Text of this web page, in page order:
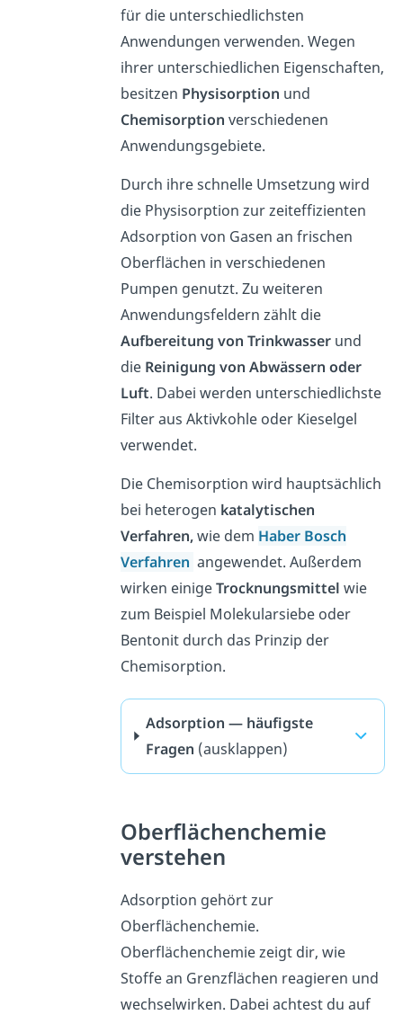
für die unterschiedlichsten
Anwendungen verwenden. Wegen
ihrer unterschiedlichen Eigenschaften,
besitzen Physisorption und
Chemisorption verschiedenen
Anwendungsgebiete.
Durch ihre schnelle Umsetzung wird
die Physisorption zur zeiteffizienten
Adsorption von Gasen an frischen
Oberflächen in verschiedenen
Pumpen genutzt. Zu weiteren
Anwendungsfeldern zählt die
Aufbereitung von Trinkwasser und
die Reinigung von Abwässern oder
Luft. Dabei werden unterschiedlichste
Filter aus Aktivkohle oder Kieselgel
verwendet.
Die Chemisorption wird hauptsächlich
bei heterogen katalytischen
Verfahren,wie dem Haber Bosch
Verfahren angewendet. Außerdem
wirken einigeTrocknungsmittel wie
zum Beispiel Molekularsiebe oder
Bentonit durch das Prinzip der
Chemisorption.
Adsorption — häufigste
Fragen (ausklappen)
Oberflächenchemie
verstehen
Adsorption gehört zur
Oberflächenchemie.
Oberflächenchemie zeigt dir, wie
Stoffe an Grenzflächen reagieren und
wechselwirken. Dabei achtest du auf